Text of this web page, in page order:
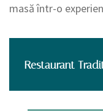
masă într-o
Restaurant